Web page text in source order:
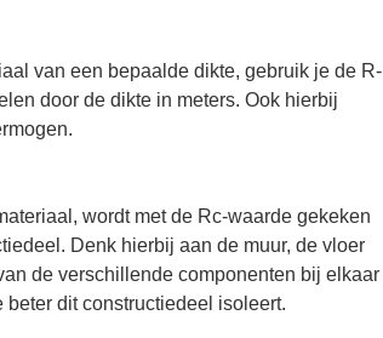
van een bepaalde dikte, gebruik je de R-
door de dikte in meters. Ook hierbij
wordt met de Rc-waarde gekeken
Denk hierbij aan de muur, de vloer
de verschillende componenten bij elkaar
dit constructiedeel isoleert.